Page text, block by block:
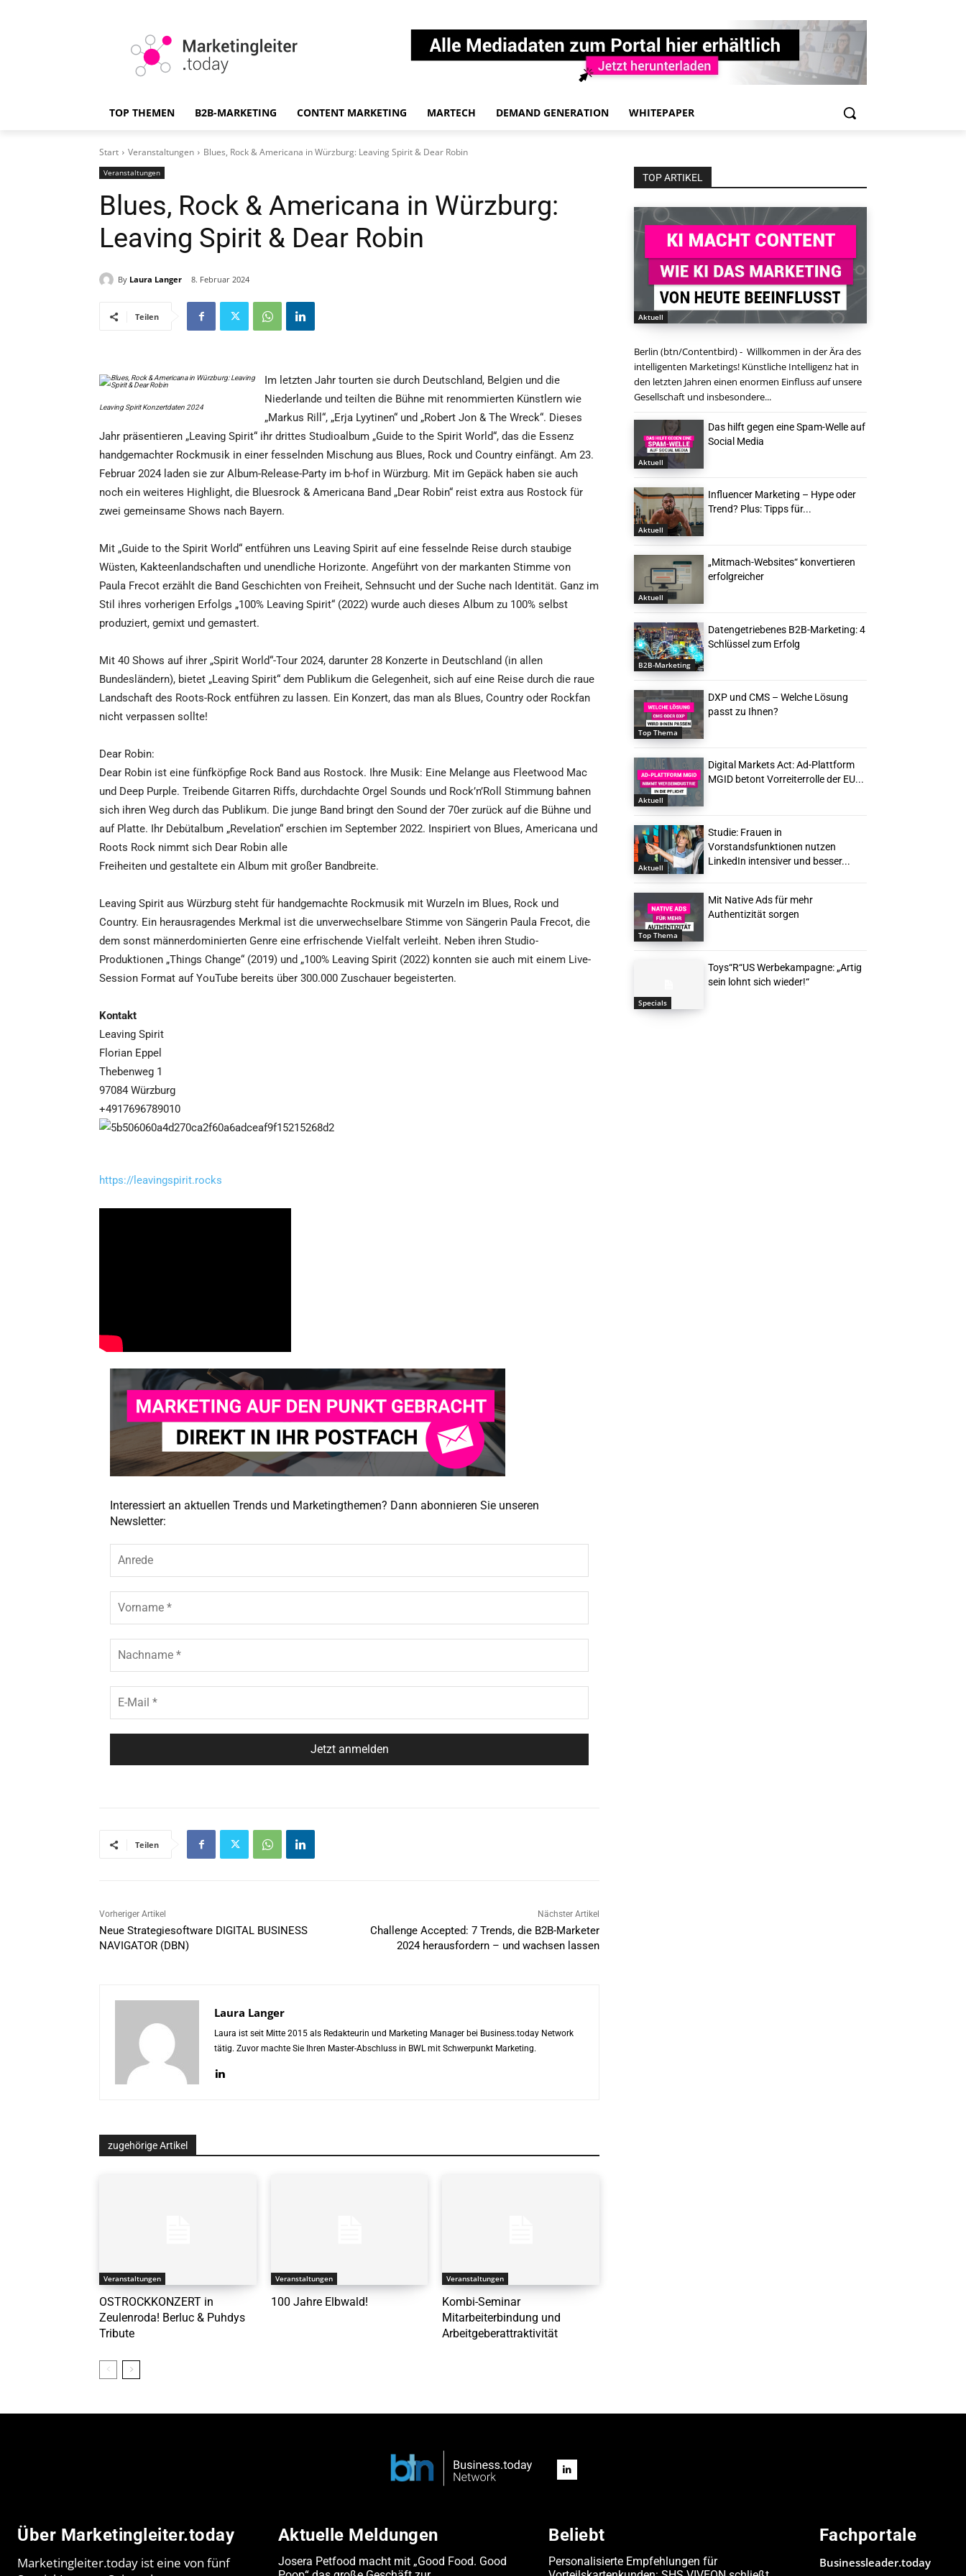
TOP THEMEN B2B-MARKETING CONTENT MARKETING MARTECH DEMAND GENERATION WHITEPAPER
Start Veranstaltungen Blues, Rock & Americana in Würzburg: Leaving Spirit & Dear Robin
Veranstaltungen
Blues, Rock & Americana in Würzburg:
Leaving Spirit & Dear Robin
By Laura Langer 8. Februar 2024
Teilen
Leaving Spirit Konzertdaten 2024
Im letzten Jahr tourten sie durch Deutschland, Belgien und die
Niederlande und teilten die Bühne mit renommierten Künstlern wie
„Markus Rill“, „Erja Lyytinen“ und „Robert Jon & The Wreck“. Dieses
Jahr präsentieren „Leaving Spirit“ ihr drittes Studioalbum „Guide to the Spirit World“, das die Essenz
handgemachter Rockmusik in einer fesselnden Mischung aus Blues, Rock und Country einfängt. Am 23.
Februar 2024 laden sie zur Album-Release-Party im b-hof in Würzburg. Mit im Gepäck haben sie auch
noch ein weiteres Highlight, die Bluesrock & Americana Band „Dear Robin“ reist extra aus Rostock für
zwei gemeinsame Shows nach Bayern.
Mit „Guide to the Spirit World“ entführen uns Leaving Spirit auf eine fesselnde Reise durch staubige
Wüsten, Kakteenlandschaften und unendliche Horizonte. Angeführt von der markanten Stimme von
Paula Frecot erzählt die Band Geschichten von Freiheit, Sehnsucht und der Suche nach Identität. Ganz im
Stil ihres vorherigen Erfolgs „100% Leaving Spirit“ (2022) wurde auch dieses Album zu 100% selbst
produziert, gemixt und gemastert.
Mit 40 Shows auf ihrer „Spirit World“-Tour 2024, darunter 28 Konzerte in Deutschland (in allen
Bundesländern), bietet „Leaving Spirit“ dem Publikum die Gelegenheit, sich auf eine Reise durch die raue
Landschaft des Roots-Rock entführen zu lassen. Ein Konzert, das man als Blues, Country oder Rockfan
nicht verpassen sollte!
Dear Robin:
Dear Robin ist eine fünfköpfige Rock Band aus Rostock. Ihre Musik: Eine Melange aus Fleetwood Mac
und Deep Purple. Treibende Gitarren Riffs, durchdachte Orgel Sounds und Rock’n’Roll Stimmung bahnen
sich ihren Weg durch das Publikum. Die junge Band bringt den Sound der 70er zurück auf die Bühne und
auf Platte. Ihr Debütalbum „Revelation“ erschien im September 2022. Inspiriert von Blues, Americana und
Roots Rock nimmt sich Dear Robin alle
Freiheiten und gestaltete ein Album mit großer Bandbreite.
Leaving Spirit aus Würzburg steht für handgemachte Rockmusik mit Wurzeln im Blues, Rock und
Country. Ein herausragendes Merkmal ist die unverwechselbare Stimme von Sängerin Paula Frecot, die
dem sonst männerdominierten Genre eine erfrischende Vielfalt verleiht. Neben ihren Studio-
Produktionen „Things Change“ (2019) und „100% Leaving Spirit (2022) konnten sie auch mit einem Live-
Session Format auf YouTube bereits über 300.000 Zuschauer begeisterten.
Kontakt
Leaving Spirit
Florian Eppel
Thebenweg 1
97084 Würzburg
+4917696789010
https://leavingspirit.rocks
Interessiert an aktuellen Trends und Marketingthemen? Dann abonnieren Sie unseren
Newsletter:
Teilen
Vorheriger Artikel
Neue Strategiesoftware DIGITAL BUSINESS
NAVIGATOR (DBN)
Nächster Artikel
Challenge Accepted: 7 Trends, die B2B-Marketer
2024 herausfordern – und wachsen lassen
Laura Langer
Laura ist seit Mitte 2015 als Redakteurin und Marketing Manager bei Business.today Network
tätig. Zuvor machte Sie Ihren Master-Abschluss in BWL mit Schwerpunkt Marketing.
zugehörige Artikel
Veranstaltungen
OSTROCKKONZERT in
Zeulenroda! Berluc & Puhdys
Tribute
Veranstaltungen
100 Jahre Elbwald!
Veranstaltungen
Kombi-Seminar
Mitarbeiterbindung und
Arbeitgeberattraktivität
TOP ARTIKEL
Aktuell
Berlin (btn/Contentbird) - Willkommen in der Ära des
intelligenten Marketings! Künstliche Intelligenz hat in
den letzten Jahren einen enormen Einfluss auf unsere
Gesellschaft und insbesondere...
Aktuell
Das hilft gegen eine Spam-Welle auf
Social Media
Aktuell
Influencer Marketing – Hype oder
Trend? Plus: Tipps für...
Aktuell
„Mitmach-Websites“ konvertieren
erfolgreicher
B2B-Marketing
Datengetriebenes B2B-Marketing: 4
Schlüssel zum Erfolg
Top Thema
DXP und CMS – Welche Lösung
passt zu Ihnen?
Aktuell
Digital Markets Act: Ad-Plattform
MGID betont Vorreiterrolle der EU...
Aktuell
Studie: Frauen in
Vorstandsfunktionen nutzen
LinkedIn intensiver und besser...
Top Thema
Mit Native Ads für mehr
Authentizität sorgen
Specials
Toys“R“US Werbekampagne: „Artig
sein lohnt sich wieder!“
Über Marketingleiter.today
Marketingleiter.today ist eine von fünf
Aktuelle Meldungen
Josera Petfood macht mit „Good Food. Good
Beliebt
Personalisierte Empfehlungen für
Fachportale
Businessleader.today